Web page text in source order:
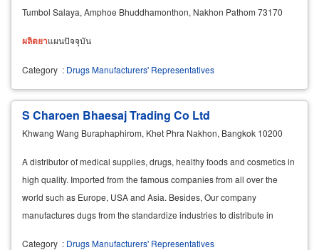
Tumbol Salaya, Amphoe Bhuddhamonthon, Nakhon Pathom 73170
ผลิตยาแผนปัจจุบัน
Category : Drugs Manufacturers' Representatives
S Charoen Bhaesaj Trading Co Ltd
Khwang Wang Buraphaphirom, Khet Phra Nakhon, Bangkok 10200
A distributor of medical supplies, drugs, healthy foods and cosmetics in
high quality. Imported from the famous companies from all over the
world such as Europe, USA and Asia. Besides, Our company
manufactures dugs from the standardize industries to distribute in
Category : Drugs Manufacturers' Representatives